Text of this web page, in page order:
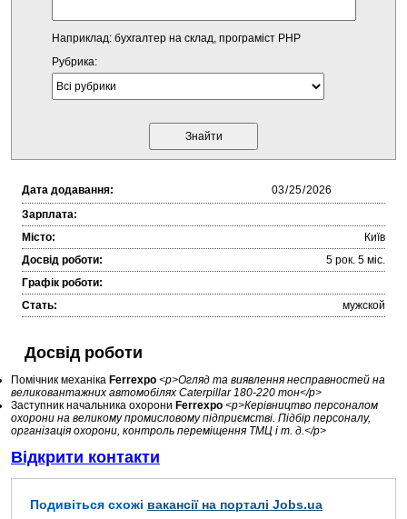
Наприклад: бухгалтер на склад, програміст PHP
Рубрика:
Дата додавання:
Зарплата:
Місто:
Київ
Досвід роботи:
5 рок. 5 міc.
Графік роботи:
Стать:
мужской
Досвід роботи
Помічник механіка Ferrexpo <p>Огляд та виявлення несправностей на
великовантажних автомобілях Caterpillar 180-220 тон</p>
Заступник начальника охорони Ferrexpo <p>Керівництво персоналом
охорони на великому промисловому підприємстві. Підбір персоналу,
організація охорони, контроль переміщення ТМЦ і т. д.</p>
Відкрити контакти
Подивіться схожі вакансії на порталі Jobs.ua